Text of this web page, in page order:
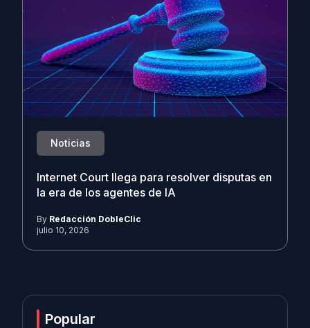
Noticias
Internet Court llega para resolver disputas en
la era de los agentes de IA
By Redacción DobleClic
julio 10, 2026
Popular